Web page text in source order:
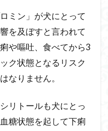
ミン」が犬にとって
を及ぼすと言われて
や嘔吐、食べてから3
ク状態となるリスク
なりません。
リトールも犬にとっ
糖状態を起して下痢